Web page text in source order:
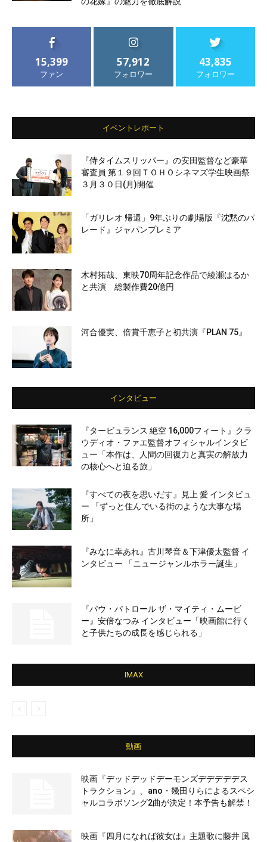
15,399
ファン
57,912
フォロワー
43,835
フォロワー
イベントレポート
『侍タイムスリッパー』の安田監督など豪華
審査員 第１９回ＴＯＨＯシネマズ学生映画祭
３月３０日(月)開催
「ガリレオ 帰還」9年ぶりの劇場版『沈黙のパ
レード』ジャパンプレミア
木村拓哉、東映70周年記念作品で綾瀬はるか
と共演 総製作費20億円
河合優実、倍賞千恵子と初共演『PLAN 75』
インタビュー
『タービュランス 絶空 16,000フィート』クラ
ウディオ・ファエ監督オフィシャルインタビ
ュー「本作は、人間の回復力と真実の解放力
の核心へと迫る旅」
『すべての夜を思いだす』見上 愛 インタビュ
ー 「ずっと住んでいる街のような大事な場
所」
『みなに幸あれ』古川琴音＆下津優太監督 イ
ンタビュー 「ニュージャンルホラー誕生」
『パウ・パトロール ザ・マイティ・ムービ
ー』安倍なつみ インタビュー「映画館に行く
と子供たちの成長を感じられる」
IMAX
動画
映画『デッドデッドデーモンズデデデデデス
トラクション』、ano・幾田りらによるスペシ
ャルコラボソング2曲が決定！本予告も解禁！
映画『四月になれば彼女は』主題歌に藤井 風